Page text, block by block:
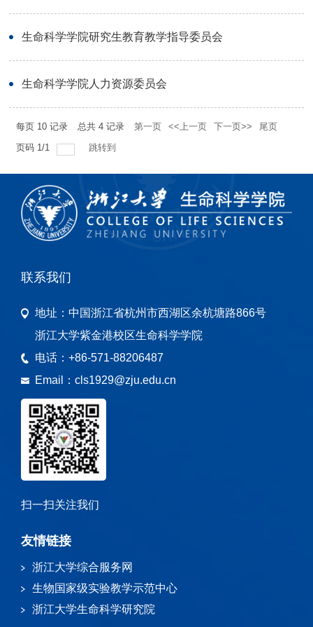
生命科学学院研究生教育教学指导委员会
生命科学学院人力资源委员会
每页 10 记录 总共4 记录 第一页 <<上一页 下一页>>
尾页
页码 1/1 跳转到
联系我们
地址： 中国浙江省杭州市西湖区余杭塘路866号
浙江大学紫金港校区生命科学学院
电话： +86-571-88206487
Email： cls1929@zju.edu.cn
扫一扫关注我们
友情链接
浙江大学综合服务网
生物国家级实验教学示范中心
浙江大学生命科学研究院